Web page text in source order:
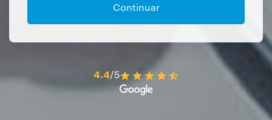
Continuar
4.4/5